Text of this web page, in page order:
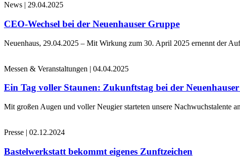
News | 29.04.2025
CEO-Wechsel bei der Neuenhauser Gruppe
Neuenhaus, 29.04.2025 – Mit Wirkung zum 30. April 2025 ernennt der
Messen & Veranstaltungen | 04.04.2025
Ein Tag voller Staunen: Zukunftstag bei der
Mit großen Augen und voller Neugier starteten unsere Nachwuchstalente
Presse | 02.12.2024
Bastelwerkstatt bekommt eigenes Zunftzeichen